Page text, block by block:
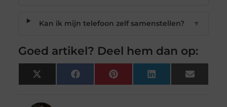
Kan ik mijn telefoon zelf samenstellen? ▼
Goed artikel? Deel hem dan op:
X
(Twitter)
FacebookPinterest LinkedIn Email